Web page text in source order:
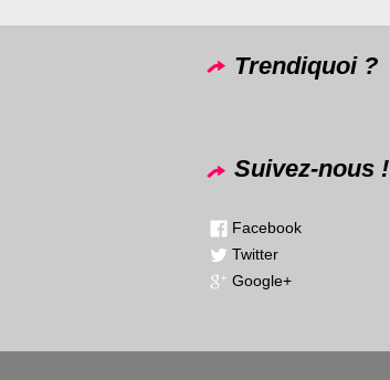
Trendiquoi ?
Suivez-nous !
Facebook
Twitter
Google+